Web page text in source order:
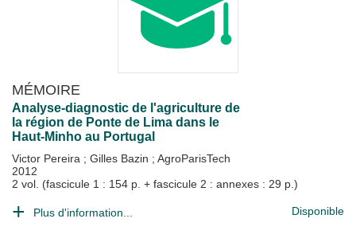
MÉMOIRE
Analyse-diagnostic de l'agriculture de
la région de Ponte de Lima dans le
Haut-Minho au Portugal
Victor Pereira ; Gilles Bazin ; AgroParisTech
2012
2 vol. (fascicule 1 : 154 p. + fascicule 2 : annexes : 29 p.)
Plus d'information... Disponible